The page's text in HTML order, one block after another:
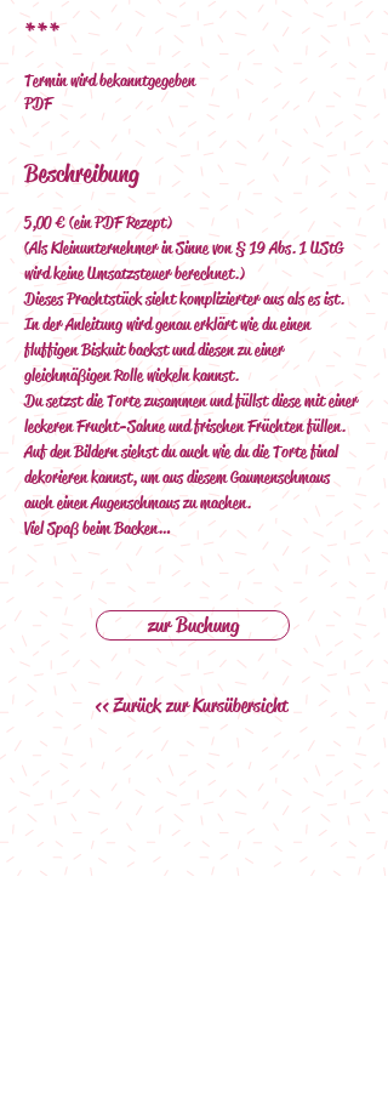
***
Termin wird bekanntgegeben
PDF
Beschreibung
5,00 € (ein PDF Rezept)
(Als Kleinunternehmer in Sinne von § 19 Abs. 1 UStG
wird keine Umsatzsteuer berechnet.)
Dieses Prachtstück sieht komplizierter aus als es ist.
In der Anleitung wird genau erklärt wie du einen
fluffigen Biskuit backst und diesen zu einer
gleichmäßigen Rolle wickeln kannst.
Du setzst die Torte zusammen und füllst diese mit einer
leckeren Frucht-Sahne und frischen Früchten füllen.
Auf den Bildern siehst du auch wie du die Torte final
dekorieren kannst, um aus diesem Gaumenschmaus
auch einen Augenschmaus zu machen.
Viel Spaß beim Backen…
zur Buchung
<< Zurück zur Kursübersicht